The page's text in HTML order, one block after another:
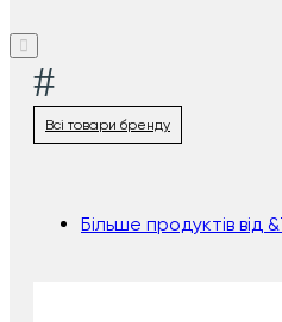
#
Всі товари бренду
Більше продуктів від